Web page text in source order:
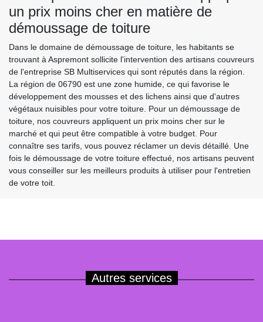
un prix moins cher en matière de
démoussage de toiture
Dans le domaine de démoussage de toiture, les habitants se
trouvant à Aspremont sollicite l'intervention des artisans couvreurs
de l'entreprise SB Multiservices qui sont réputés dans la région.
La région de 06790 est une zone humide, ce qui favorise le
développement des mousses et des lichens ainsi que d'autres
végétaux nuisibles pour votre toiture. Pour un démoussage de
toiture, nos couvreurs appliquent un prix moins cher sur le
marché et qui peut être compatible à votre budget. Pour
connaître ses tarifs, vous pouvez réclamer un devis détaillé. Une
fois le démoussage de votre toiture effectué, nos artisans peuvent
vous conseiller sur les meilleurs produits à utiliser pour l'entretien
de votre toit.
Autres services